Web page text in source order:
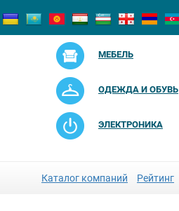
МЕБЕЛЬ
ОДЕЖДА И ОБУВЬ
ЭЛЕКТРОНИКА
Каталог компаний Рейтинг